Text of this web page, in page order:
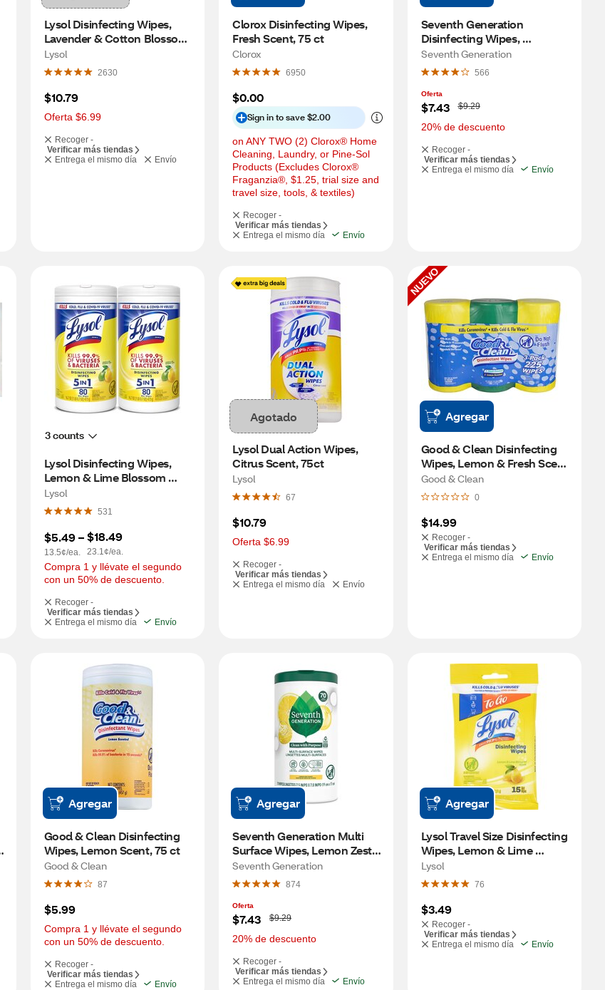
Lysol Disinfecting Wipes,
Lavender & Cotton Blossom
Scent, 80 ct
Lysol
2630
$10.79
Oferta $6.99
Recoger -
Verificar más tiendas
Entrega el mismo día
Envío
Clorox Disinfecting Wipes,
Fresh Scent, 75 ct
Clorox
6950
$0.00
Sign in to save $2.00
on ANY TWO (2) Clorox® Home
Cleaning, Laundry, or Pine-Sol
Products (Excludes Clorox®
Fraganzia®, $1.25, trial size and
travel size, tools, & textiles)
Recoger -
Verificar más tiendas
Entrega el mismo día
Envío
Seventh Generation
Disinfecting Wipes,
Lemongrass Citrus Scent, 70
ct
Seventh Generation
566
Oferta
$7.43
W
a
s
$9.29
20% de descuento
Recoger -
Verificar más tiendas
Entrega el mismo día
Envío
3 counts
Lysol Disinfecting Wipes,
Lemon & Lime Blossom
Scent, 2 ct
Lysol
531
$5.49 –
13.5¢/ea.
$18.49
23.1¢/ea.
Compra 1 y llévate el segundo
con un 50% de descuento.
Recoger -
Verificar más tiendas
Entrega el mismo día
Envío
Agotado
Lysol Dual Action Wipes,
Citrus Scent, 75ct
Lysol
67
$10.79
Oferta $6.99
Recoger -
Verificar más tiendas
Entrega el mismo día
Envío
NUEVO
Agregar
Good & Clean Disinfecting
Wipes, Lemon & Fresh Scent
Variety Pack, 3 ct (225 total
wipes)
Good & Clean
0
$14.99
Recoger -
Verificar más tiendas
Entrega el mismo día
Envío
Agregar
Good & Clean Disinfecting
Wipes, Lemon Scent, 75 ct
Good & Clean
87
$5.99
Compra 1 y llévate el segundo
con un 50% de descuento.
Recoger -
Verificar más tiendas
Entrega el mismo día
Envío
Agregar
Seventh Generation Multi
Surface Wipes, Lemon Zest
Scent, 70 ct
Seventh Generation
874
Oferta
$7.43
W
a
s
$9.29
20% de descuento
Recoger -
Verificar más tiendas
Entrega el mismo día
Envío
Agregar
Lysol Travel Size Disinfecting
Wipes, Lemon & Lime
Blossom Scent, 15 ct
Lysol
76
$3.49
Recoger -
Verificar más tiendas
Entrega el mismo día
Envío